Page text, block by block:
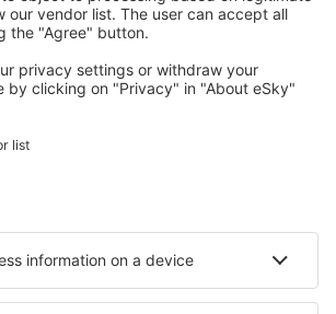
- Beliebte Städte
de-Monts Hotels in Gerardmer